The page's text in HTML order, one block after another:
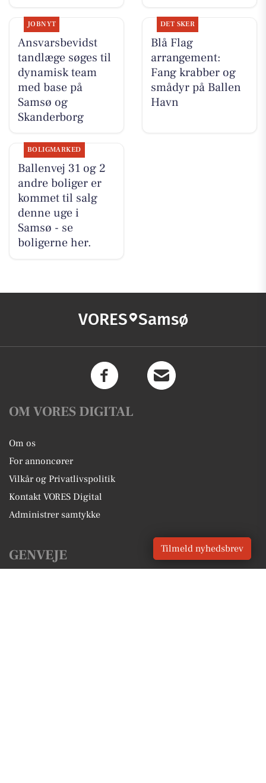
JOBNYT
Ansvarsbevidst
tandlæge søges til
dynamisk team
med base på
Samsø og
Skanderborg
DET SKER
Blå Flag
arrangement:
Fang krabber og
smådyr på Ballen
Havn
BOLIGMARKED
Ballenvej 31 og 2
andre boliger er
kommet til salg
denne uge i
Samsø - se
boligerne her.
VORES Samsø
OM VORES DIGITAL
Om os
For annoncører
Vilkår og Privatlivspolitik
Kontakt VORES Digital
Administrer samtykke
GENVEJE Tilmeld nyhedsbrev